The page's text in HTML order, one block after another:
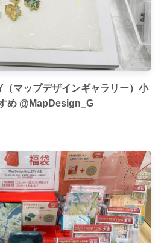
マップデザインギャラリー）小
め @MapDesign_G